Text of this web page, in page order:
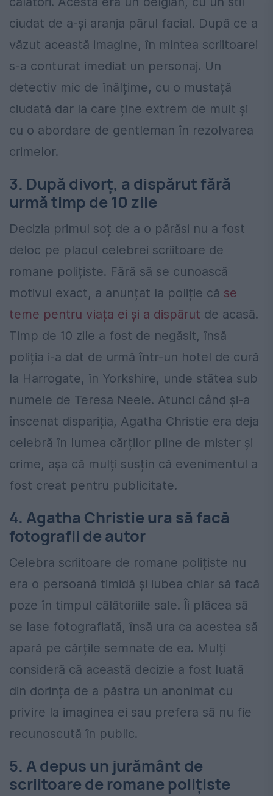
ciudat de a-și aranja părul facial. După ce a
văzut această imagine, în mintea scriitoarei
s-a conturat imediat un personaj. Un
detectiv mic de înălțime, cu o mustață
ciudată dar la care ține extrem de mult și
cu o abordare de gentleman în rezolvarea
crimelor.
3. După divorț, a dispărut fără
urmă timp de 10 zile
Decizia primul soț de a o părăsi nu a fost
deloc pe placul celebrei scriitoare de
romane polițiste. Fără să se cunoască
motivul exact, a anunțat la poliție că se
teme pentru viața ei și a dispărut de acasă.
Timp de 10 zile a fost de negăsit, însă
poliția i-a dat de urmă într-un hotel de cură
la Harrogate, în Yorkshire, unde stătea sub
numele de Teresa Neele. Atunci când și-a
înscenat dispariția, Agatha Christie era deja
celebră în lumea cărților pline de mister și
crime, așa că mulți susțin că evenimentul a
fost creat pentru publicitate.
4. Agatha Christie ura să facă
fotografii de autor
Celebra scriitoare de romane polițiste nu
era o persoană timidă și iubea chiar să facă
poze în timpul călătoriile sale. Îi plăcea să
se lase fotografiată, însă ura ca acestea să
apară pe cărțile semnate de ea. Mulți
consideră că această decizie a fost luată
din dorința de a păstra un anonimat cu
privire la imaginea ei sau prefera să nu fie
recunoscută în public.
5. A depus un jurământ de
scriitoare de romane polițiste